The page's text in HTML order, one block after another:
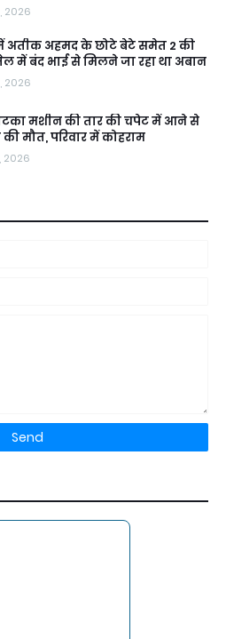
2026
अतीक अहमद के छोटे बेटे समेत 2 की
में बंद भाई से मिलने जा रहा था अबान
2026
मशीन की तार की चपेट में आने से
की मौत, परिवार में कोहराम
2026